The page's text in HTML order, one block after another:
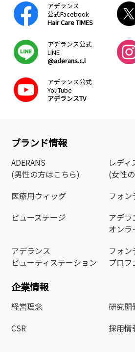
アデランス
公式Facebook
Hair Care TIMES
アデランス公式
LINE
@aderans.c.l
アデランス公式
YouTube
アデランスTV
ブランド情報
ADERANS
(男性の方はこちら)
レデ
(女性
医療用ウィッグ
フォン
ビューステージ
アデラ
オンラ
アデランス
ビューティステーション
フォン
プロフ
企業情報
経営理念
研究開
CSR
採用情